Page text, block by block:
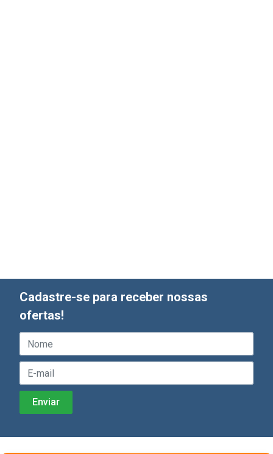
Cadastre-se para receber nossas
ofertas!